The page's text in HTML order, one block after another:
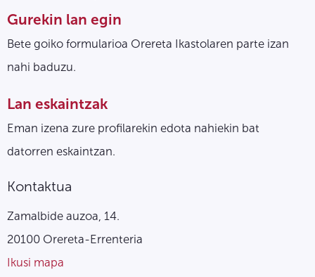
Gurekin lan egin
Bete goiko formularioa Orereta Ikastolaren parte izan
nahi baduzu.
Lan eskaintzak
Eman izena zure profilarekin edota nahiekin bat
datorren eskaintzan.
Kontaktua
Zamalbide auzoa, 14.
20100 Orereta-Errenteria
Ikusi mapa